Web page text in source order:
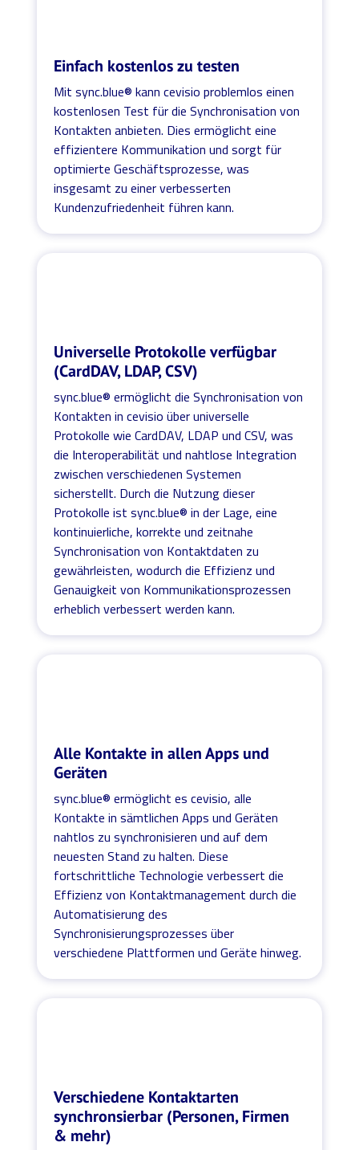
Einfach kostenlos zu testen
Mit sync.blue® kann cevisio problemlos einen
kostenlosen Test für die Synchronisation von
Kontakten anbieten. Dies ermöglicht eine
effizientere Kommunikation und sorgt für
optimierte Geschäftsprozesse, was
insgesamt zu einer verbesserten
Kundenzufriedenheit führen kann.
Universelle Protokolle verfügbar
(CardDAV, LDAP, CSV)
sync.blue® ermöglicht die Synchronisation von
Kontakten in cevisio über universelle
Protokolle wie CardDAV, LDAP und CSV, was
die Interoperabilität und nahtlose Integration
zwischen verschiedenen Systemen
sicherstellt. Durch die Nutzung dieser
Protokolle ist sync.blue® in der Lage, eine
kontinuierliche, korrekte und zeitnahe
Synchronisation von Kontaktdaten zu
gewährleisten, wodurch die Effizienz und
Genauigkeit von Kommunikationsprozessen
erheblich verbessert werden kann.
Alle Kontakte in allen Apps und
Geräten
sync.blue® ermöglicht es cevisio, alle
Kontakte in sämtlichen Apps und Geräten
nahtlos zu synchronisieren und auf dem
neuesten Stand zu halten. Diese
fortschrittliche Technologie verbessert die
Effizienz von Kontaktmanagement durch die
Automatisierung des
Synchronisierungsprozesses über
verschiedene Plattformen und Geräte hinweg.
Verschiedene Kontaktarten
synchronsierbar (Personen, Firmen
& mehr)